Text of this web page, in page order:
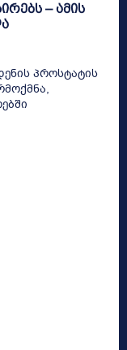
– ამის
პროსტატის